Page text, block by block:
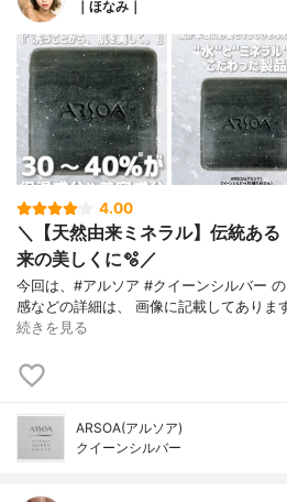
｜ほなみ｜
4.00
＼【天然由来ミネラル】伝統あ
来の美しくに🫧／
今回は、#アルソア #クイーンシルバー
感などの詳細は、 画像に記載してあ
続きを見る
ARSOA(アルソア)
クイーンシルバー